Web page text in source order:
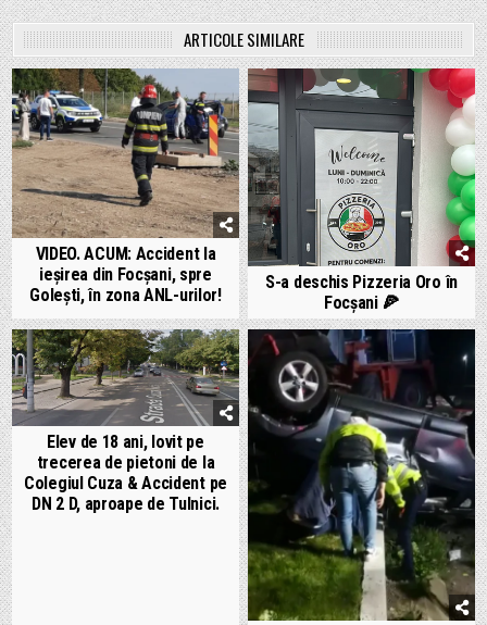
ARTICOLE SIMILARE
VIDEO. ACUM: Accident la
ieșirea din Focșani, spre
Golești, în zona ANL-urilor!
S-a deschis Pizzeria Oro în
Focșani 🍕
Elev de 18 ani, lovit pe
trecerea de pietoni de la
Colegiul Cuza & Accident pe
DN 2 D, aproape de Tulnici.